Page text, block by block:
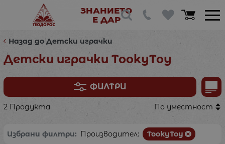
ЗНАНИЕТО
Е ДАР
Назад до Детски играчки
Детски играчки TookyToy
ФИЛТРИ
2 Продукта По уместност
Избрани филтри: Производител: TookyToy